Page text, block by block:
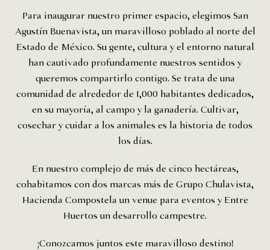
Para inaugurar nuestro primer espacio, elegimos San
Agustín Buenavista, un maravilloso poblado al norte del
Estado de México. Su gente, cultura y el entorno natural
han cautivado profundamente nuestros sentidos y
queremos compartirlo contigo. Se trata de una
comunidad de alrededor de 1,000 habitantes dedicados,
en su mayoría, al campo y la ganadería. Cultivar,
cosechar y cuidar a los animales es la historia de todos
los días.
En nuestro complejo de más de cinco hectáreas,
cohabitamos con dos marcas más de Grupo Chulavista,
Hacienda Compostela un venue para eventos y Entre
Huertos un desarrollo campestre.
¡Conozcamos juntos este maravilloso destino!